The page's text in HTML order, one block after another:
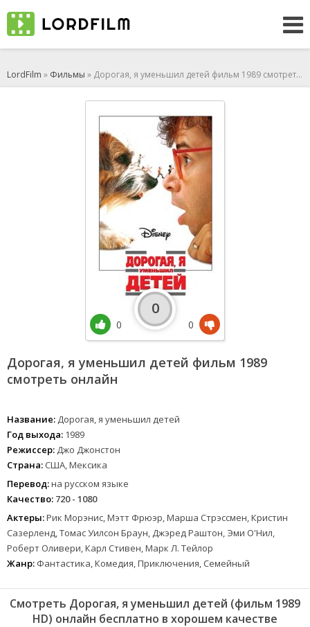
LordFilm » Фильмы » Дорогая, я уменьшил детей фильм 1989 смотреть онлайн
Дорогая, я уменьшил детей фильм 1989
смотреть онлайн
Название: Дорогая, я уменьшил детей
Год выхода: 1989
Режиссер: Джо Джонстон
Страна: США, Мексика
Перевод:на русском языке
Качество: 720 - 1080
Актеры:Рик Морэнис, Мэтт Фрюэр, Марша Стрэссмен, Кристин
Сазерленд, Томас Уилсон Браун, Джэред Раштон, Эми О'Нил,
Роберт Оливери, Карл Стивен, Марк Л. Тейлор
Жанр: Фантастика, Комедия, Приключения, Семейный
0
0
0
Смотреть Дорогая, я уменьшил детей (фильм 1989
HD) онлайн бесплатно в хорошем качестве